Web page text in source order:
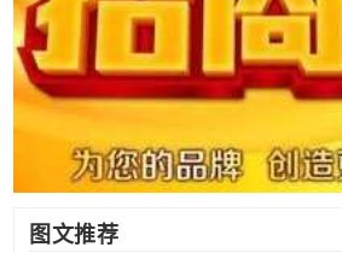
图文推荐